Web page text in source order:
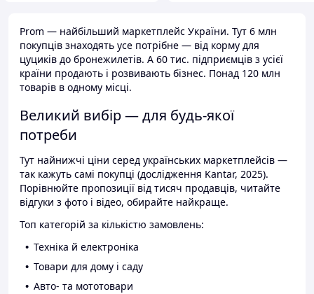
Prom — найбільший маркетплейс України. Тут 6 млн
покупців знаходять усе потрібне — від корму для
цуциків до бронежилетів. А 60 тис. підприємців з усієї
країни продають і розвивають бізнес. Понад 120 млн
товарів в одному місці.
Великий вибір — для будь-якої
потреби
Тут найнижчі ціни серед українських маркетплейсів —
так кажуть самі покупці (дослідження Kantar, 2025).
Порівнюйте пропозиції від тисяч продавців, читайте
відгуки з фото і відео, обирайте найкраще.
Топ категорій за кількістю замовлень:
Техніка й електроніка
Товари для дому і саду
Авто- та мототовари